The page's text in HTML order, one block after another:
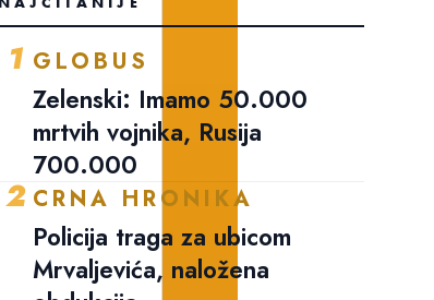
1 GLOBUS
Zelenski: Imamo 50.000
mrtvih vojnika, Rusija
700.000
2 CRNA HRONIKA
Policija traga za ubicom
Mrvaljevića, naložena